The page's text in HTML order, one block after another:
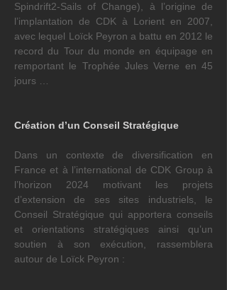
Spindrift2-Sails of Change), à l’origine de
l’implantation de CDK à Lorient en 2007,
avec lequel Loïck Peyron a battu en 2012 le
record du Tour du monde en équipage en
remportant le Trophée Jules Verne en 45
jours …
Création d’un Conseil Stratégique
Dans un contexte de diversification en
France et à l’international de CDK Group à
l’horizon 2024 motivant les projets
d’extension de ses sites industriels, le
Conseil Stratégique qui apportera conseils
et orientations stratégiques ainsi qu’un
soutien à son exécution, rassemblera
autour de Loïck Peyron :